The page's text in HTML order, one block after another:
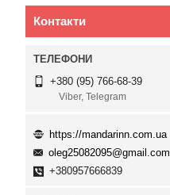
Контакти
+380 (95) 766-68-39
Viber, Telegram
https://mandarinn.com.ua
oleg25082095@gmail.com
+380957666839